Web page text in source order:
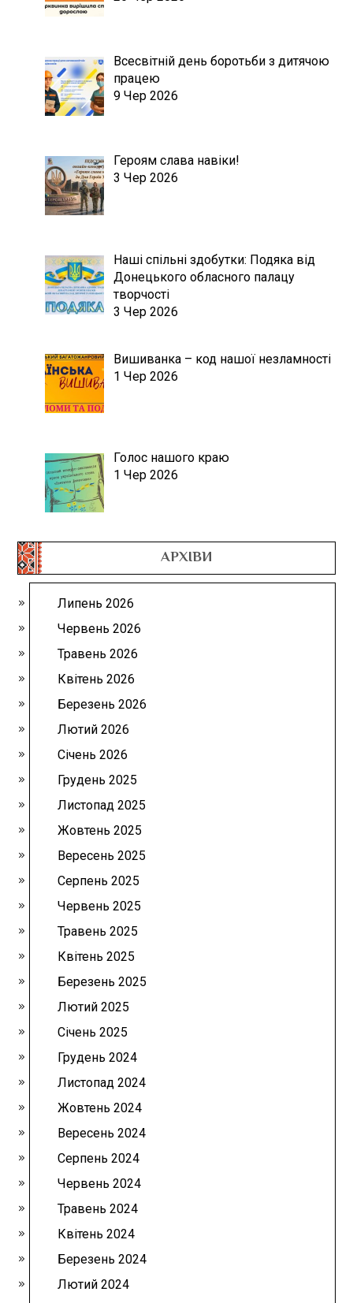
Всесвітній день боротьби з дитячою
працею
9 Чер 2026
Героям слава навіки!
3 Чер 2026
Наші спільні здобутки: Подяка від
Донецького обласного палацу
творчості
3 Чер 2026
Вишиванка – код нашої незламності
1 Чер 2026
Голос нашого краю
1 Чер 2026
АРХІВИ
Липень 2026
Червень 2026
Травень 2026
Квітень 2026
Березень 2026
Лютий 2026
Січень 2026
Грудень 2025
Листопад 2025
Жовтень 2025
Вересень 2025
Серпень 2025
Червень 2025
Травень 2025
Квітень 2025
Березень 2025
Лютий 2025
Січень 2025
Грудень 2024
Листопад 2024
Жовтень 2024
Вересень 2024
Серпень 2024
Червень 2024
Травень 2024
Квітень 2024
Березень 2024
Лютий 2024